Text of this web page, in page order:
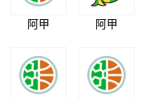
阿甲 阿甲